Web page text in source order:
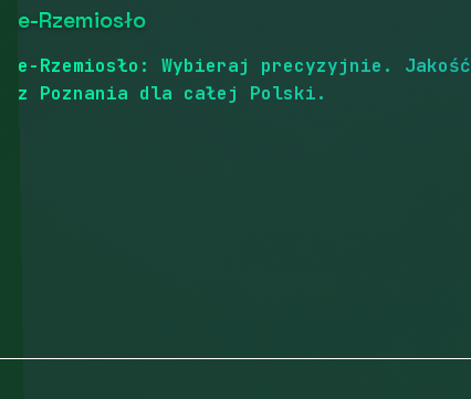
e-Rzemiosło
e-Rzemiosło: Wybieraj precyzyjnie. Jakość
z Poznania dla całej Polski.